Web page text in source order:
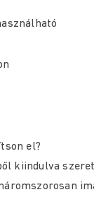
el?
kiindulva